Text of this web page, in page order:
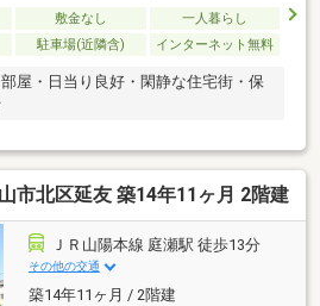
敷金なし
一人暮らし
駐車場(近隣含) インターネット無料
屋・日当り良好・閑静な住宅街・保
市北区延友 築14年11ヶ月 2階建
ＪＲ山陽本線 庭瀬駅 徒歩13分
その他の交通
築14年11ヶ月 / 2階建